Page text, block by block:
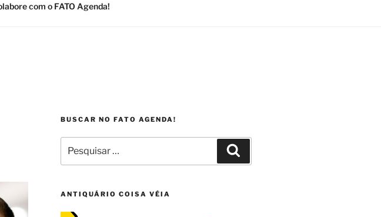
com o FATO Agenda!
BUSCAR NO FATO AGENDA!
por:
ANTIQUÁRIO COISA VÉIA